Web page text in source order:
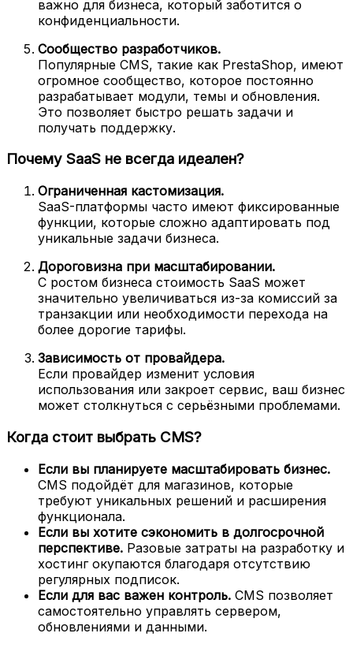
важно для бизнеса, который заботится о
конфиденциальности.
Сообщество разработчиков.
Популярные CMS, такие как PrestaShop, имеют
огромное сообщество, которое постоянно
разрабатывает модули, темы и обновления.
Это позволяет быстро решать задачи и
получать поддержку.
Почему SaaS не всегда идеален?
Ограниченная кастомизация.
SaaS-платформы часто имеют фиксированные
функции, которые сложно адаптировать под
уникальные задачи бизнеса.
Дороговизна при масштабировании.
С ростом бизнеса стоимость SaaS может
значительно увеличиваться из-за комиссий за
транзакции или необходимости перехода на
более дорогие тарифы.
Зависимость от провайдера.
Если провайдер изменит условия
использования или закроет сервис, ваш бизнес
может столкнуться с серьёзными проблемами.
Когда стоит выбрать CMS?
Если вы планируете масштабировать бизнес.
CMS подойдёт для магазинов, которые
требуют уникальных решений и расширения
функционала.
Если вы хотите сэкономить в долгосрочной
перспективе. Разовые затраты на разработку и
хостинг окупаются благодаря отсутствию
регулярных подписок.
Если для вас важен контроль. CMS позволяет
самостоятельно управлять сервером,
обновлениями и данными.